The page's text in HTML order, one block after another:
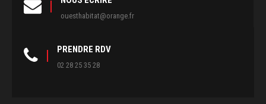
ouesthabitat@orange.fr
PRENDRE RDV
02 28 25 35 28